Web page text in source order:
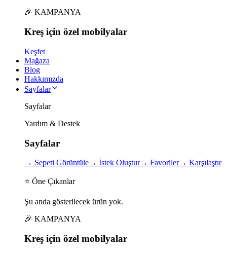
🎉 KAMPANYA
Kreş için özel mobilyalar
Keşfet
Mağaza
Blog
Hakkımızda
Sayfalar
Sayfalar
Yardım & Destek
Sayfalar
→ Sepeti Görüntüle→ İstek Oluştur→ Favoriler→ Karşılaştır
⭐ Öne Çıkanlar
Şu anda gösterilecek ürün yok.
🎉 KAMPANYA
Kreş için özel mobilyalar